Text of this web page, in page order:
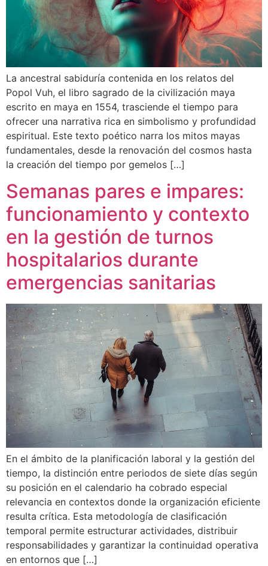
La ancestral sabiduría contenida en los relatos del
Popol Vuh, el libro sagrado de la civilización maya
escrito en maya en 1554, trasciende el tiempo para
ofrecer una narrativa rica en simbolismo y profundidad
espiritual. Este texto poético narra los mitos mayas
fundamentales, desde la renovación del cosmos hasta
la creación del tiempo por gemelos […]
Semanas pares e impares:
funcionamiento y contexto
en la gestión de turnos
hospitalarios durante
emergencias sanitarias
En el ámbito de la planificación laboral y la gestión del
tiempo, la distinción entre periodos de siete días según
su posición en el calendario ha cobrado especial
relevancia en contextos donde la organización eficiente
resulta crítica. Esta metodología de clasificación
temporal permite estructurar actividades, distribuir
responsabilidades y garantizar la continuidad operativa
en entornos que […]